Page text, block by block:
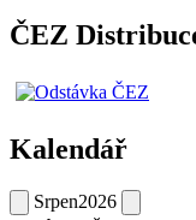
ČEZ
Kalendář
Srpen2026